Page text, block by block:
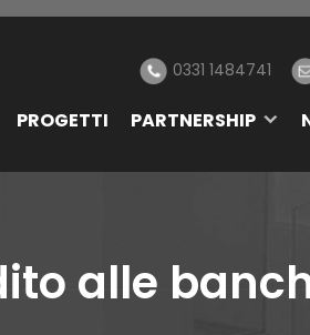
0331 1484741
PROGETTI PARTNERSHIP
alle